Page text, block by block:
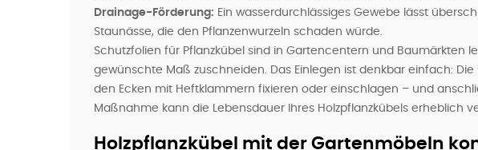
Drainage-Förderung: Ein wasserdurchlässiges Gewebe lässt
Staunässe, die den Pflanzenwurzeln schaden würde.
Schutzfolien für Pflanzkübel sind in Gartencentern und Baumärkten
gewünschte Maß zuschneiden. Das Einlegen ist denkbar einfach:
den Ecken mit Heftklammern fixieren oder einschlagen – und
Maßnahme kann die Lebensdauer Ihres Holzpflanzkübels erheblich
Holzpflanzkübel mit der Gartenmöbeln